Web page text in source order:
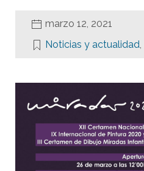
marzo 12, 2021
Noticias y actualidad,